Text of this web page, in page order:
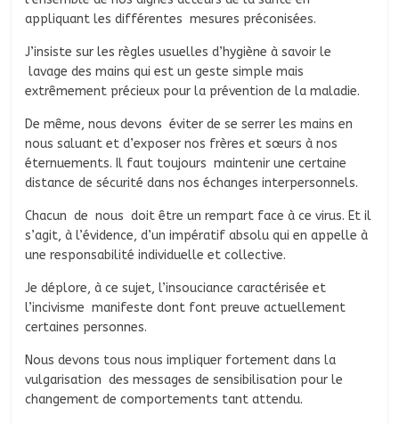
appliquant les différentes mesures préconisées.
J’insiste sur les règles usuelles d’hygiène à savoir le
lavage des mains qui est un geste simple mais
extrêmement précieux pour la prévention de la maladie.
De même, nous devons éviter de se serrer les mains en
nous saluant et d’exposer nos frères et sœurs à nos
éternuements. Il faut toujours maintenir une certaine
distance de sécurité dans nos échanges interpersonnels.
Chacun de nous doit être un rempart face à ce virus. Et il
s’agit, à l’évidence, d’un impératif absolu qui en appelle à
une responsabilité individuelle et collective.
Je déplore, à ce sujet, l’insouciance caractérisée et
l’incivisme manifeste dont font preuve actuellement
certaines personnes.
Nous devons tous nous impliquer fortement dans la
vulgarisation des messages de sensibilisation pour le
changement de comportements tant attendu.